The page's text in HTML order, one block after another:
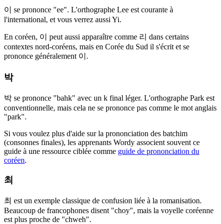
이 se prononce "ee". L'orthographe Lee est courante à
l'international, et vous verrez aussi Yi.
En coréen, 이 peut aussi apparaître comme 리 dans certains
contextes nord-coréens, mais en Corée du Sud il s'écrit et se
prononce généralement 이.
박
박 se prononce "bahk" avec un k final léger. L'orthographe Park est
conventionnelle, mais cela ne se prononce pas comme le mot anglais
"park".
Si vous voulez plus d'aide sur la prononciation des batchim
(consonnes finales), les apprenants Wordy associent souvent ce
guide à une ressource ciblée comme guide de prononciation du
coréen.
최
최 est un exemple classique de confusion liée à la romanisation.
Beaucoup de francophones disent "choy", mais la voyelle coréenne
est plus proche de "chweh".